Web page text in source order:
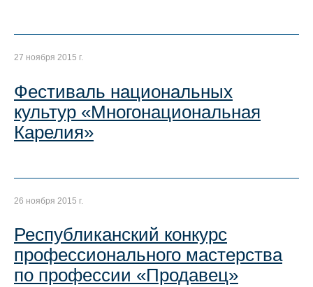
27 ноября 2015 г.
Фестиваль национальных
культур «Многонациональная
Карелия»
26 ноября 2015 г.
Республиканский конкурс
профессионального мастерства
по профессии «Продавец»